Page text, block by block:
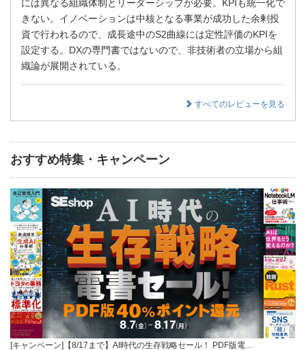
には異なる組織体制とリーダーシップが必要。KPIも統一化で
きない。イノベーションは中核となる事業が成功した余剰投
資で行われるので、成長途中のS2曲線には定性評価のKPIを
設定する。DXの専門書ではないので、非技術者の立場から組
織論が展開されている。
すべてのレビューを見る
おすすめ特集・キャンペーン
[キャンペーン]【8/17まで】AI時代の生存戦略セール！ PDF版電…